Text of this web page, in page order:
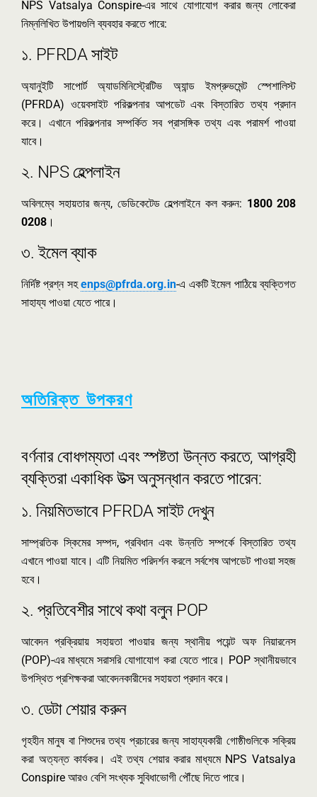
NPS Vatsalya Conspire-এর সাথে যোগাযোগ করার জন্য লোকেরা
নিম্নলিখিত উপায়গুলি ব্যবহার করতে পারে:
১. PFRDA সাইট
অ্যানুইটি সাপোর্ট অ্যাডমিনিস্ট্রেটিভ অ্যান্ড ইমপ্রুভমেন্ট স্পেশালিস্ট
(PFRDA) ওয়েবসাইট পরিকল্পনার আপডেট এবং বিস্তারিত তথ্য প্রদান
করে। এখানে পরিকল্পনার সম্পর্কিত সব প্রাসঙ্গিক তথ্য এবং পরামর্শ পাওয়া
যাবে।
২. NPS হেল্পলাইন
অবিলম্বে সহায়তার জন্য, ডেডিকেটেড হেল্পলাইনে কল করুন: 1800 208
0208 ।
৩. ইমেল ব্যাক
নির্দিষ্ট প্রশ্ন সহenps@pfrda.org.in-এ একটি ইমেল পাঠিয়ে ব্যক্তিগত
সাহায্য পাওয়া যেতে পারে।
অতিরিক্ত উপকরণ
বর্ণনার বোধগম্যতা এবং স্পষ্টতা উন্নত করতে, আগ্রহী
ব্যক্তিরা একাধিক উত্স অনুসন্ধান করতে পারেন:
১. নিয়মিতভাবে PFRDA সাইট দেখুন
সাম্প্রতিক স্কিমের সম্পদ, প্রবিধান এবং উন্নতি সম্পর্কে বিস্তারিত তথ্য
এখানে পাওয়া যাবে। এটি নিয়মিত পরিদর্শন করলে সর্বশেষ আপডেট পাওয়া সহজ
হবে।
২. প্রতিবেশীর সাথে কথা বলুন POP
আবেদন প্রক্রিয়ায় সহায়তা পাওয়ার জন্য স্থানীয় পয়েন্ট অফ নিয়ারনেস
(POP)-এর মাধ্যমে সরাসরি যোগাযোগ করা যেতে পারে। POP স্থানীয়ভাবে
উপস্থিত প্রশিক্ষকরা আবেদনকারীদের সহায়তা প্রদান করে।
৩. ডেটা শেয়ার করুন
গৃহহীন মানুষ বা শিশুদের তথ্য প্রচারের জন্য সাহায্যকারী গোষ্ঠীগুলিকে সক্রিয়
করা অত্যন্ত কার্যকর। এই তথ্য শেয়ার করার মাধ্যমে NPS Vatsalya
Conspire আরও বেশি সংখ্যক সুবিধাভোগী পৌঁছে দিতে পারে।